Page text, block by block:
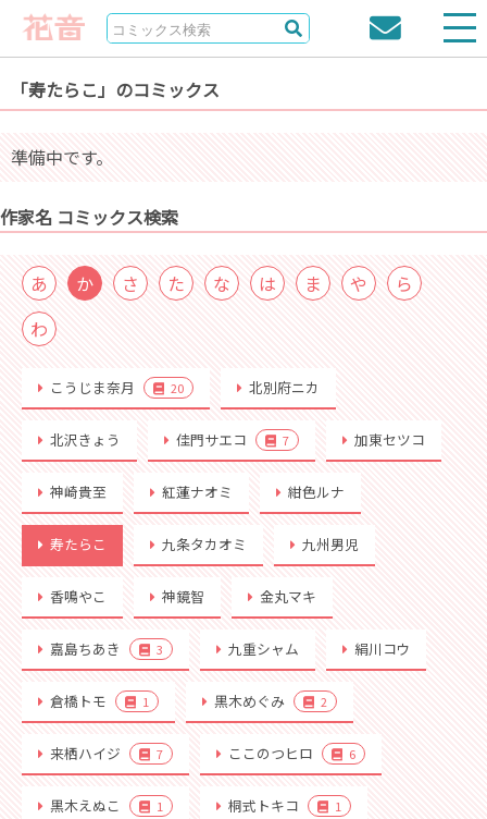
「寿たらこ」のコミックス
準備中です。
作家名 コミックス検索
あ か さ た な は ま や
ら
わ
こうじま奈月 20 北別府ニカ
北沢きょう 佳門サエコ 7 加東セツコ
神崎貴至 紅蓮ナオミ 紺色ルナ
寿たらこ 九条タカオミ 九州男児
香鳴やこ 神鏡智 金丸マキ
嘉島ちあき 3 九重シャム 絹川コウ
倉橋トモ 1 黒木めぐみ 2
来栖ハイジ 7 ここのつヒロ 6
黒木えぬこ 1 桐式トキコ 1